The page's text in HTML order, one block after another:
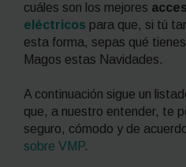
cuáles son los mejores
eléctricos para que, si tú
esta forma, sepas qué
Magos estas Navidades.
A continuación sigue un
que, a nuestro entender, te
seguro, cómodo y de
sobre VMP.